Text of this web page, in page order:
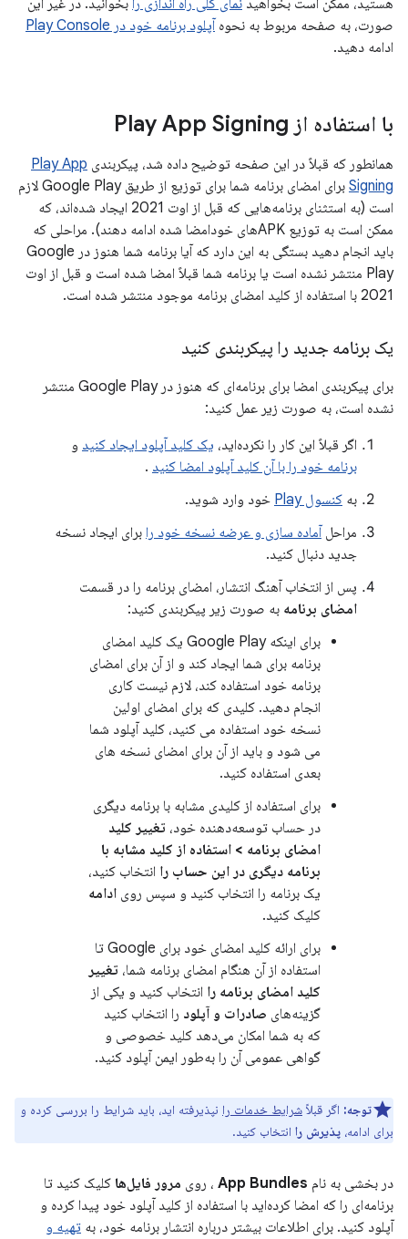
هستید، ممکن است بخواهید نمای کلی راه اندازی را بخوانید. در غیر این
صورت، به صفحه مربوط به نحوه آپلود برنامه خود در Play Console
ادامه دهید.
با استفاده از Play App Signing
همانطور که قبلاً در این صفحه توضیح داده شد، پیکربندی Play App
Signing
برای امضای برنامه شما برای توزیع از طریق Google Play لازم
است (به استثنای برنامه‌هایی که قبل از اوت 2021 ایجاد شده‌اند، که
ممکن است به توزیع APKهای خودامضا شده ادامه دهند). مراحلی که
باید انجام دهید بستگی به این دارد که آیا برنامه شما هنوز در Google
Play منتشر نشده است یا برنامه شما قبلاً امضا شده است و قبل از اوت
2021 با استفاده از کلید امضای برنامه موجود منتشر شده است.
یک برنامه جدید را پیکربندی کنید
برای پیکربندی امضا برای برنامه‌ای که هنوز در Google Play منتشر
نشده است، به صورت زیر عمل کنید:
اگر قبلاً این کار را نکرده‌اید، یک کلید آپلود ایجاد کنید و
برنامه خود را با آن کلید آپلود امضا کنید .
به کنسول Play
خود وارد شوید.
مراحل آماده سازی و عرضه نسخه خود را برای ایجاد نسخه
جدید دنبال کنید.
پس از انتخاب آهنگ انتشار، امضای برنامه را در قسمت
امضای برنامه به صورت زیر پیکربندی کنید:
برای اینکه Google Play یک کلید امضای
برنامه برای شما ایجاد کند و از آن برای امضای
برنامه خود استفاده کند، لازم نیست کاری
انجام دهید. کلیدی که برای امضای اولین
نسخه خود استفاده می کنید، کلید آپلود شما
می شود و باید از آن برای امضای نسخه های
بعدی استفاده کنید.
برای استفاده از کلیدی مشابه با برنامه دیگری
در حساب توسعه‌دهنده خود، تغییر کلید
امضای برنامه > استفاده از کلید مشابه با
برنامه دیگری در این حساب را انتخاب کنید،
یک برنامه را انتخاب کنید و سپس روی ادامه
کلیک کنید.
برای ارائه کلید امضای خود برای Google تا
استفاده از آن هنگام امضای برنامه شما، تغییر
کلید امضای برنامه را انتخاب کنید و یکی از
گزینه‌های صادرات و آپلود را انتخاب کنید
که به شما امکان می‌دهد کلید خصوصی و
گواهی عمومی آن را به‌طور ایمن آپلود کنید.
توجه: اگر قبلاً شرایط خدمات را نپذیرفته اید، باید شرایط را بررسی کرده و
برای ادامه، پذیرش را انتخاب کنید.
در بخشی به نام App Bundles ، روی مرور فایل‌ها کلیک کنید تا
برنامه‌ای را که امضا کرده‌اید با استفاده از کلید آپلود خود پیدا کرده و
آپلود کنید. برای اطلاعات بیشتر درباره انتشار برنامه خود، به تهیه و